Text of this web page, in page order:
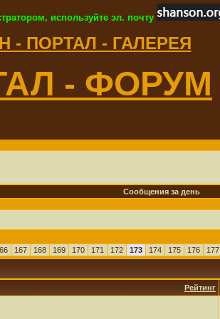
используйте эл. почту
- ПОРТАЛ - ГАЛЕРЕЯ
- ФОРУМ
Сообщения за день
167 168 169 170 171 172 173 174 175 176 177
Рейтинг